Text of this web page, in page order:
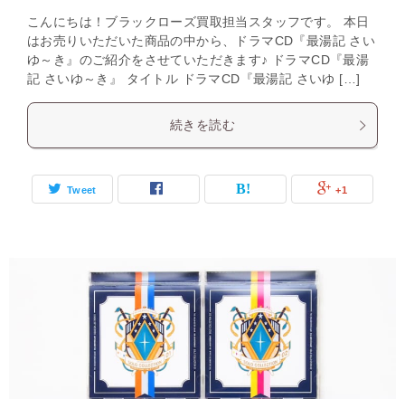
こんにちは！ブラックローズ買取担当スタッフです。 本日
はお売りいただいた商品の中から、ドラマCD『最湯記 さい
ゆ～き』のご紹介をさせていただきます♪ ドラマCD『最湯
記 さいゆ～き』 タイトル ドラマCD『最湯記 さいゆ […]
続きを読む
Tweet +1